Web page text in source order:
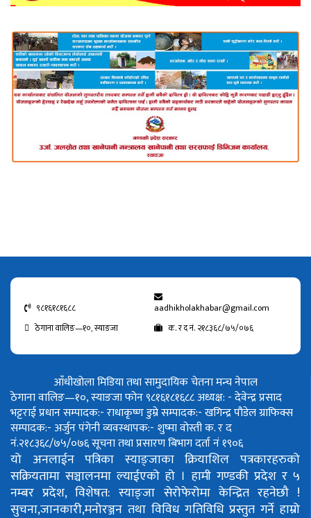
९८१६१८१६८८
aadhikholakhabar@gmail.com
ठेगाना वालिङ—१०, स्याङजा
क. र द नं. २१८३६८/७५/०७६
आँधीखोला मिडिया तथा सामुदायिक चेतना मन्च नेपाल
ठेगाना वालिङ—१०, स्याङजा फोन ९८१६१८१६८८अध्यक्ष: - देवेन्द्र प्रसाद
भट्टराईप्रधान सम्पादक:- राधाकृष्ण डुम्रेसम्पादक:- खगिन्द्र पौडेलग्राफिक्स
सम्पादक:- अर्जुन पंगेनीव्यवस्थापक:- शुष्मा वोस्तीक. र द
नं.२१८३६८/७५/०७६सूचना तथा प्रसारण बिभाग दर्ता नं १९०६
यो अनलाईन पत्रिका स्याङ्जाका क्रियाशिल पत्रकारहरुको
सक्रियतामा सञ्चालनमा ल्याईएको हो । हामी गण्डकी प्रदेश र ५
नम्बर प्रदेश, विशेषत: स्याङ्जा सेरोफेरोमा केन्द्रित रहनेछौ !
सुचना,जानकारी,मनोरञ्जन तथा विविध गतिविधि प्रस्तुत गर्ने हाम्रो